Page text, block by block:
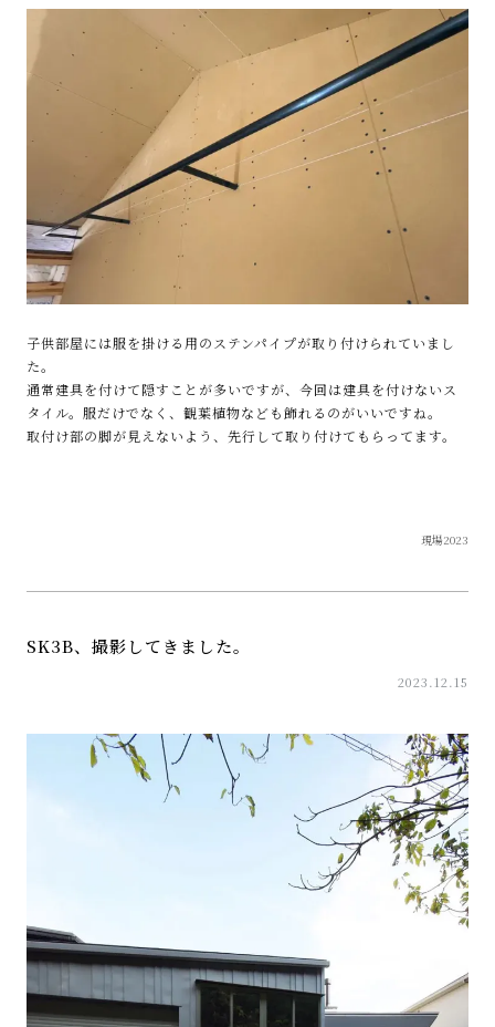
子供部屋には服を掛ける用のステンパイプが取り付けられていまし
た。
通常建具を付けて隠すことが多いですが、今回は建具を付けないス
タイル。服だけでなく、観葉植物なども飾れるのがいいですね。
取付け部の脚が見えないよう、先行して取り付けてもらってます。
現場2023
SK3B、撮影してきました。
2023.12.15